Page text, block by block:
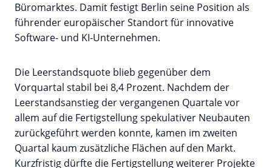
Büromarktes. Damit festigt Berlin seine Position als
führender europäischer Standort für innovative
Software- und KI-Unternehmen.
Die Leerstandsquote blieb gegenüber dem
Vorquartal stabil bei 8,4 Prozent. Nachdem der
Leerstandsanstieg der vergangenen Quartale vor
allem auf die Fertigstellung spekulativer Neubauten
zurückgeführt werden konnte, kamen im zweiten
Quartal kaum zusätzliche Flächen auf den Markt.
Kurzfristig dürfte die Fertigstellung weiterer Projekte